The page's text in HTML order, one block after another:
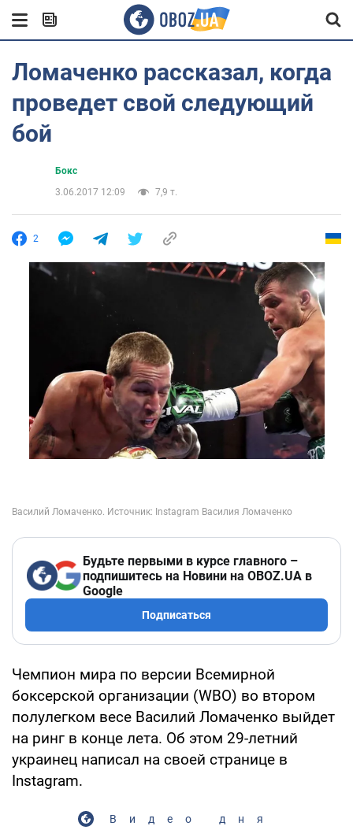
Ломаченко рассказал, когда
проведет свой следующий
бой
Бокс
3.06.2017 12:09
7,9 т.
2
Будьте первыми в курсе главного –
подпишитесь на Новини на OBOZ.UA в
Google
Подписаться
Чемпион мира по версии Всемирной
боксерской организации (WBO) во втором
полулегком весе Василий Ломаченко выйдет
на ринг в конце лета. Об этом 29-летний
украинец написал на своей странице в
Instagram.
Видео дня